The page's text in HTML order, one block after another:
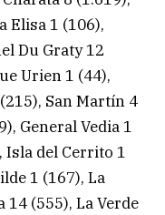
Elisa 1 (106),
Du Graty 12
Urien 1 (44),
San Martín 4
General Vedia 1
Isla del Cerrito 1
1 (167), La
14 (555), La Verde